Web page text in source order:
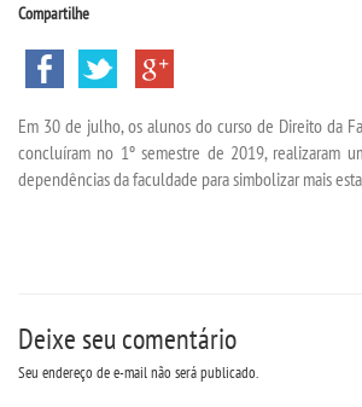
INSCREVA-SE
SEGUNDA GRADUAÇÃO
PUBLICAÇÕES
Compartilhe
Em 30 de julho, os alunos do curso de Direito da
concluíram no 1º semestre de 2019, realizaram
dependências da faculdade para simbolizar mais
Deixe seu comentário
Seu endereço de e-mail não será publicado.